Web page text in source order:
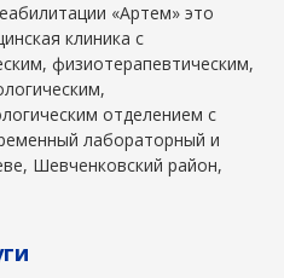
«Артем» это
клиника с
физиотерапевтическим,
отделением с
лабораторный и
Шевченковский район,